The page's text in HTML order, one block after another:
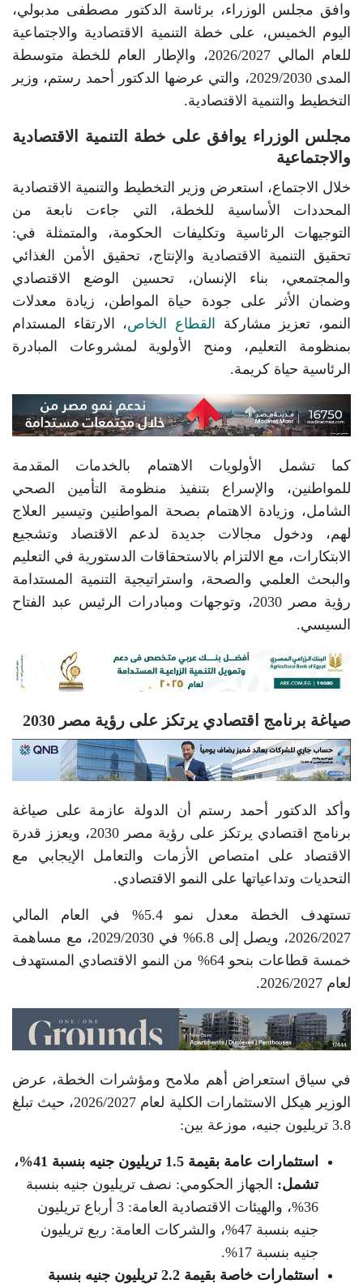
وافق مجلس الوزراء، برئاسة الدكتور مصطفى مدبولي،
اليوم الخميس، على خطة التنمية الاقتصادية والاجتماعية
للعام المالي 2026/2027، والإطار العام للخطة متوسطة
المدى 2029/2030، والتي عرضها الدكتور أحمد رستم، وزير
التخطيط والتنمية الاقتصادية.
مجلس الوزراء يوافق على خطة التنمية الاقتصادية
والاجتماعية
خلال الاجتماع، استعرض وزير التخطيط والتنمية الاقتصادية
المحددات الأساسية للخطة، التي جاءت نابعة من
التوجيهات الرئاسية وتكليفات الحكومة، والمتمثلة في:
تحقيق التنمية الاقتصادية والإنتاج، تحقيق الأمن الغذائي
والمجتمعي، بناء الإنسان، تحسين الوضع الاقتصادي
وضمان الأثر على جودة حياة المواطن، زيادة معدلات
النمو، تعزيز مشاركة القطاع الخاص، الارتقاء المستدام
بمنظومة التعليم، ومنح الأولوية لمشروعات المبادرة
الرئاسية حياة كريمة.
كما تشمل الأولويات الاهتمام بالخدمات المقدمة
للمواطنين، والإسراع بتنفيذ منظومة التأمين الصحي
الشامل، وزيادة الاهتمام بصحة المواطنين وتيسير العلاج
لهم، ودخول مجالات جديدة لدعم الاقتصاد وتشجيع
الابتكارات، مع الالتزام بالاستحقاقات الدستورية في التعليم
والبحث العلمي والصحة، واستراتيجية التنمية المستدامة
رؤية مصر 2030، وتوجهات ومبادرات الرئيس عبد الفتاح
السيسي.
صياغة برنامج اقتصادي يرتكز على رؤية مصر 2030
وأكد الدكتور أحمد رستم أن الدولة عازمة على صياغة
برنامج اقتصادي يرتكز على رؤية مصر 2030، ويعزز قدرة
الاقتصاد على امتصاص الأزمات والتعامل الإيجابي مع
التحديات وتداعياتها على النمو الاقتصادي.
تستهدف الخطة معدل نمو 5.4% في العام المالي
2026/2027، ويصل إلى 6.8% في 2029/2030، مع مساهمة
خمسة قطاعات بنحو 64% من النمو الاقتصادي المستهدف
لعام 2026/2027.
في سياق استعراض أهم ملامح ومؤشرات الخطة، عرض
الوزير هيكل الاستثمارات الكلية لعام 2026/2027، حيث تبلغ
3.8 تريليون جنيه، موزعة بين:
استثمارات عامة بقيمة 1.5 تريليون جنيه بنسبة 41%،
تشمل: الجهاز الحكومي: نصف تريليون جنيه بنسبة
36%، والهيئات الاقتصادية العامة: 3 أرباع تريليون
جنيه بنسبة 47%، والشركات العامة: ربع تريليون
جنيه بنسبة 17%.
استثمارات خاصة بقيمة 2.2 تريليون جنيه بنسبة